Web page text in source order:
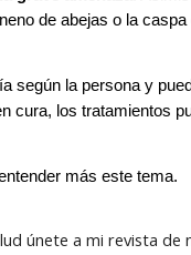
de abejas o la
según la persona y
cura, los tratamientos
más este tema.
únete a mi revista de